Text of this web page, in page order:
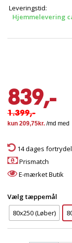
Leveringstid:
Hjemmelevering
839,-
1.399,-
14 dages
Prismatch
E-mærket Butik
Vælg tæppemål
80x250 (Løber)